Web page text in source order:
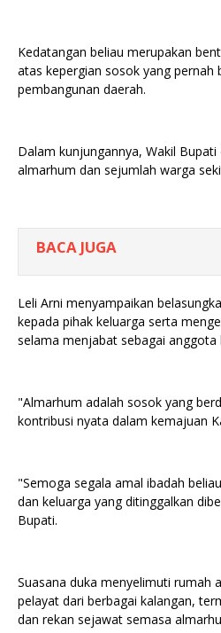
Kedatangan beliau merupakan
atas kepergian sosok yang pernah
pembangunan daerah.
Dalam kunjungannya, Wakil
almarhum dan sejumlah warga
BACA JUGA
Leli Arni menyampaikan
kepada pihak keluarga serta
selama menjabat sebagai anggota
"Almarhum adalah sosok yang
kontribusi nyata dalam kemajuan
"Semoga segala amal ibadah
dan keluarga yang ditinggalkan
Bupati.
Suasana duka menyelimuti rumah
pelayat dari berbagai kalangan,
dan rekan sejawat semasa